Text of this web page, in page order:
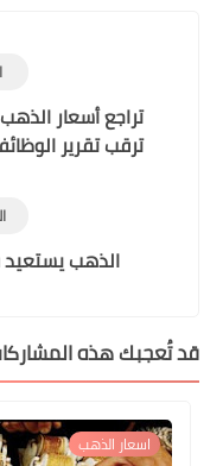
تراجع أسعار
الذهب يستعيد
قد تُعجبك هذه
اسعار الذهب